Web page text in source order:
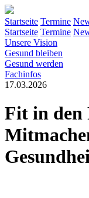
Startseite Termine
Startseite Termine
Unsere Vision
Gesund bleiben
Gesund werden
Fachinfos
17.03.2026
Fit in